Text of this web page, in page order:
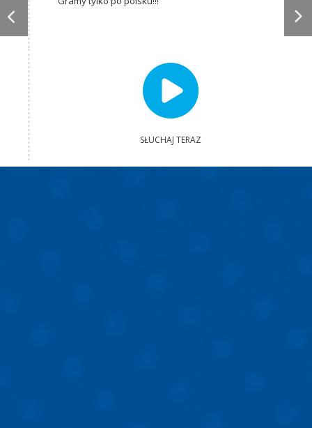
SŁUCHAJ TERAZ